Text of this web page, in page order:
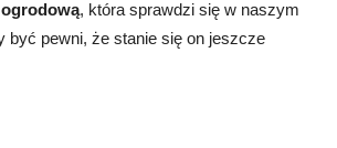
, która sprawdzi się w naszym
być pewni, że stanie się on jeszcze